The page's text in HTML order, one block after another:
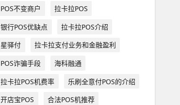
POS不变商户
拉卡拉POS
银行POS优缺点
拉卡拉POS介绍
星驿付
拉卡拉支付业务和金融盈利
POS诈骗手段
海科融通
拉卡拉POS机费率
乐刷全意付POS的介绍
开店宝POS
合法POS机推荐